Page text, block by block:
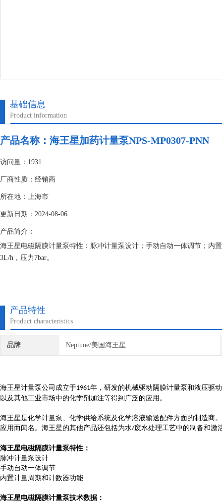
基础信息
Product information
产品名称： 海王星加药计量泵NPS-MP0307-PNN
访问量：1931
厂商性质：经销商
所在地：上海市
更新日期：2024-08-06
产品简介：
海王星电磁隔膜计量泵特性：脉冲计量泵设计；手动自动一体调节；内
3L/h，压力7bar。
产品特性
Product characteristics
品牌 Neptune/美国海王星
海王星计量泵公司成立于1961年，研发的机械驱动隔膜计量泵和液压驱
以及其他工业市场中的化学剂加注等得到广泛的应用。
海王星是化学计量泵、化学供给系统及化学溶液输送配件方面的制造商
应用而闻名。海王星的其他产品还包括为水/废水处理工艺中的制备和激
海王星电磁隔膜计量泵特性：
脉冲计量泵设计
手动自动一体调节
内置计量周期和计数器功能
海王星电磁隔膜计量泵技术数据：